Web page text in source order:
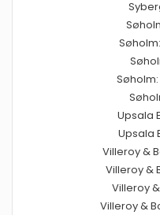
Upsala
Upsala
Villeroy &
Villeroy &
Villeroy
Villeroy &